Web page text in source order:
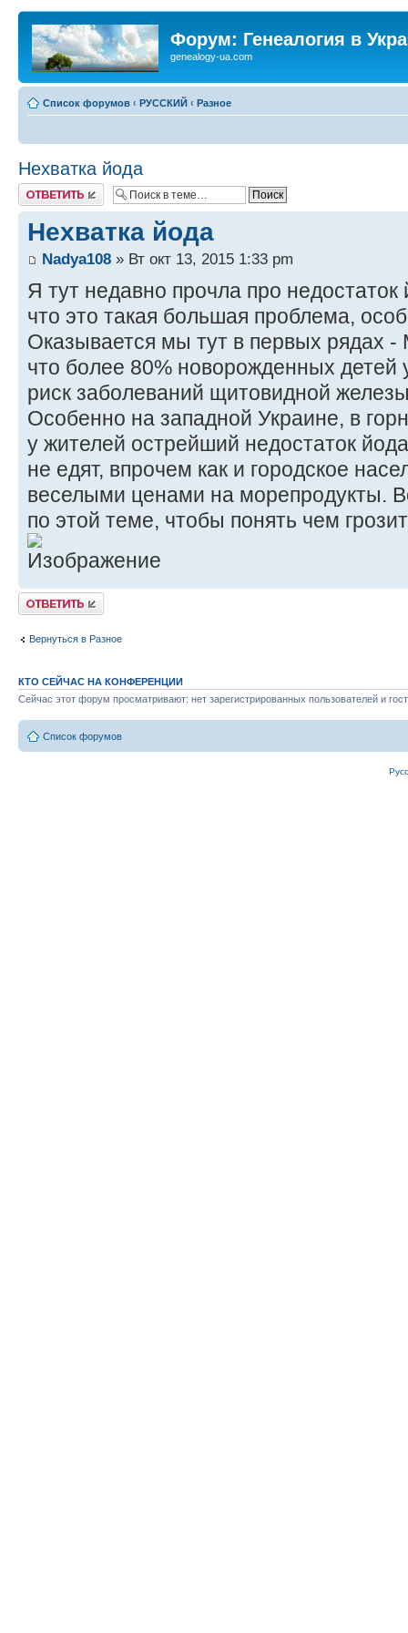
Форум: Генеалогия в
genealogy-ua.com
Список форумов ‹ РУССКИЙ ‹ Разное
Нехватка йода
Ответить
Нехватка йода
Nadya108 » Вт окт 13, 2015 1:33 pm
Я тут недавно прочла про
что это такая большая проблема,
Оказывается мы тут в первых рядах
что более 80% новорожденных
риск заболеваний щитовидной
Особенно на западной Украине, в
у жителей острейший недостаток
не едят, впрочем как и городское
веселыми ценами на морепродукты.
по этой теме, чтобы понять чем
Ответить
Вернуться в Разное
КТО СЕЙЧАС НА КОНФЕРЕНЦИИ
Сейчас этот форум просматривают: нет зарегистрированных пользователей и
Список форумов